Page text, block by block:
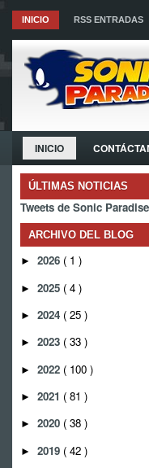
INICIO RSS ENTRADAS
INICIO
ÚLTIMAS NOTICIAS
Tweets de Sonic Paradise
ARCHIVO DEL BLOG
► 2026 ( 1 )
► 2025 ( 4 )
► 2024 ( 25 )
► 2023 ( 33 )
► 2022 ( 100 )
► 2021 ( 81 )
► 2020 ( 38 )
► 2019 ( 42 )